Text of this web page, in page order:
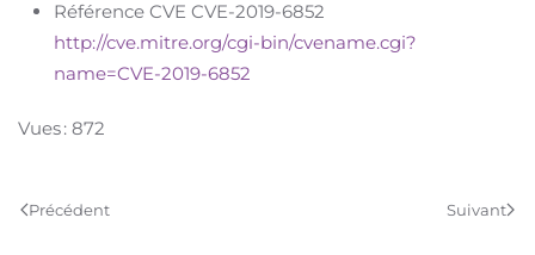
Référence CVE CVE-2019-6852
http://cve.mitre.org/cgi-bin/cvename.cgi?
name=CVE-2019-6852
Vues : 872
Précédent Suivant